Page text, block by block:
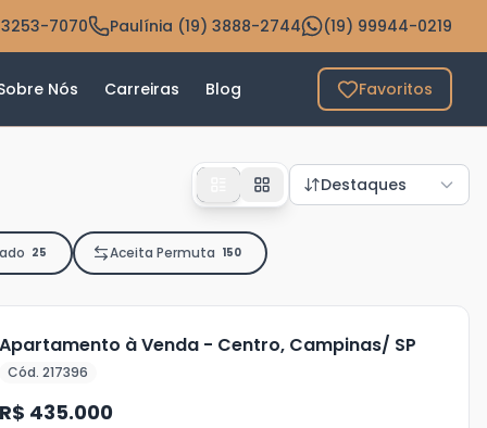
7070 Paulínia (19) 3888-2744 (19) 99944-0219
Nós Carreiras Blog Favoritos
Destaques
25 Aceita Permuta 150
Apartamento à Venda - Centro, Campinas/ SP
Cód. 217396
R$ 435.000